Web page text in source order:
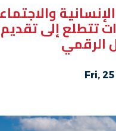
تتطلع إلى
الرقمي
Fri,